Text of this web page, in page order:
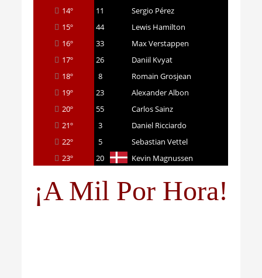
14º
11
Sergio Pérez
15º
44
Lewis Hamilton
16º
33
Max Verstappen
17º
26
Daniil Kvyat
18º
8
Romain Grosjean
19º
23
Alexander Albon
20º
55
Carlos Sainz
21º
3
Daniel Ricciardo
22º
5
Sebastian Vettel
23º
20 Kevin Magnussen
¡A Mil Por Hora!